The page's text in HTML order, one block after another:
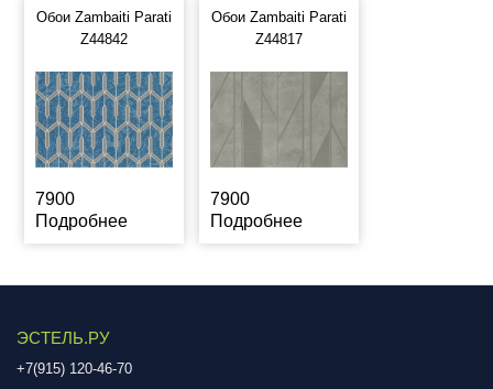
Обои Zambaiti Parati
Z44842
7900
Подробнее
Обои Zambaiti Parati
Z44817
7900
Подробнее
ЭСТЕЛЬ.РУ
+7(915) 120-46-70